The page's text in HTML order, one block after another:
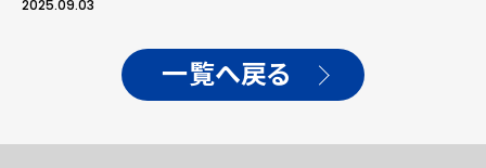
2025.09.03
一覧へ戻る